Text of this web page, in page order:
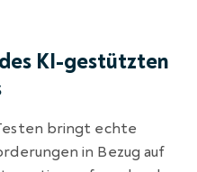
KI-gestützten
bringt echte
in Bezug auf